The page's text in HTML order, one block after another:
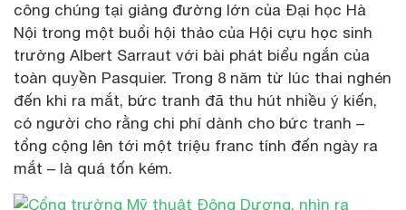
công chúng tại giảng đường lớn của Đại học Hà
Nội trong một buổi hội thảo của Hội cựu học sinh
trường Albert Sarraut với bài phát biểu ngắn của
toàn quyền Pasquier. Trong 8 năm từ lúc thai nghén
đến khi ra mắt, bức tranh đã thu hút nhiều ý kiến,
có người cho rằng chi phí dành cho bức tranh –
tổng cộng lên tới một triệu franc tính đến ngày ra
mắt – là quá tốn kém.